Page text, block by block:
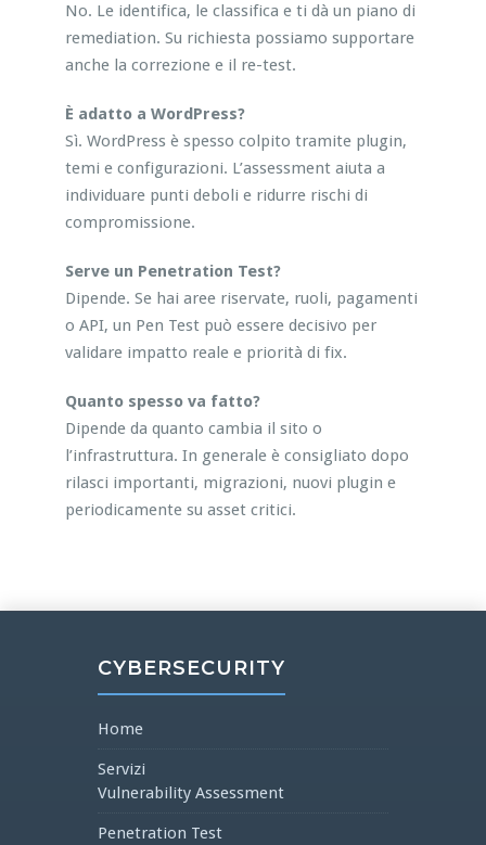
No. Le identifica, le classifica e ti dà un piano di
remediation. Su richiesta possiamo supportare
anche la correzione e il re-test.
È adatto a WordPress?
Sì. WordPress è spesso colpito tramite plugin,
temi e configurazioni. L’assessment aiuta a
individuare punti deboli e ridurre rischi di
compromissione.
Serve un Penetration Test?
Dipende. Se hai aree riservate, ruoli, pagamenti
o API, un Pen Test può essere decisivo per
validare impatto reale e priorità di fix.
Quanto spesso va fatto?
Dipende da quanto cambia il sito o
l’infrastruttura. In generale è consigliato dopo
rilasci importanti, migrazioni, nuovi plugin e
periodicamente su asset critici.
CYBERSECURITY
Home
Servizi
Vulnerability Assessment
Penetration Test